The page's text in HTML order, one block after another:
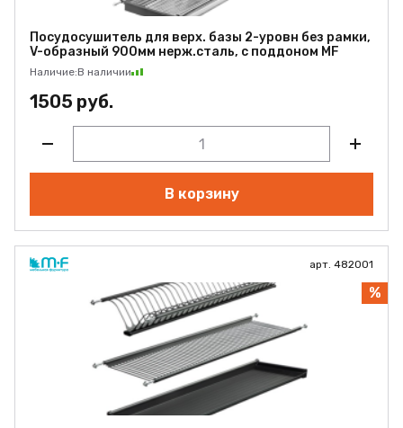
Посудосушитель для верх. базы 2-уровн без рамки,
V-образный 900мм нерж.сталь, с поддоном MF
Наличие:В наличии
1505 руб.
В корзину
арт. 482001
%